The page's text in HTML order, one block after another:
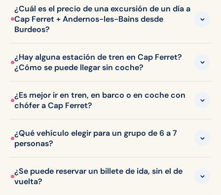
¿Cuál es el precio de una excursión de un día a
Cap Ferret + Andernos-les-Bains desde
Burdeos?
¿Hay alguna estación de tren en Cap Ferret?
¿Cómo se puede llegar sin coche?
¿Es mejor ir en tren, en barco o en coche con
chófer a Cap Ferret?
¿Qué vehículo elegir para un grupo de 6 a 7
personas?
¿Se puede reservar un billete de ida, sin el de
vuelta?